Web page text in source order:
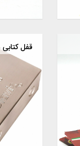
قفل کتابی 85 فولادی